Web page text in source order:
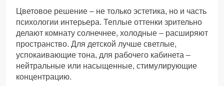
Цветовое решение – не только эстетика, но и часть
психологии интерьера. Теплые оттенки зрительно
делают комнату солнечнее, холодные – расширяют
пространство. Для детской лучше светлые,
успокаивающие тона, для рабочего кабинета –
нейтральные или насыщенные, стимулирующие
концентрацию.